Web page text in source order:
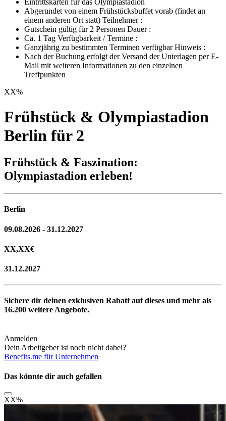
Eintrittskarten für das Olympiastadion
Abgerundet von einem Frühstücksbuffet vorab (findet an
einem anderen Ort statt) Teilnehmer :
Gutschein gültig für 2 Personen Dauer :
Ca. 1 Tag Verfügbarkeit / Termine :
Ganzjährig zu bestimmten Terminen verfügbar Hinweis :
Nach der Buchung erfolgt der Versand der Unterlagen per E-
Mail mit weiteren Informationen zu den einzelnen
Treffpunkten
XX%
Frühstück & Olympiastadion
Berlin für 2
Frühstück & Faszination:
Olympiastadion erleben!
Berlin
09.08.2026 - 31.12.2027
XX,XX€
31.12.2027
Sichere dir deinen exklusiven Rabatt auf dieses und mehr als
16.200 weitere Angebote.
Anmelden
Dein Arbeitgeber ist noch nicht dabei?
Benefits.me für Unternehmen
Das könnte dir auch gefallen
XX%